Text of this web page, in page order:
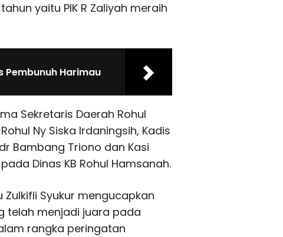
yaitu PIK R Zaliyah meraih
Pembunuh Harimau
Sekretaris Daerah Rohul
Ny Siska Irdaningsih, Kadis
Bambang Triono dan Kasi
Dinas KB Rohul Hamsanah.
Syukur mengucapkan
telah menjadi juara pada
rangka peringatan